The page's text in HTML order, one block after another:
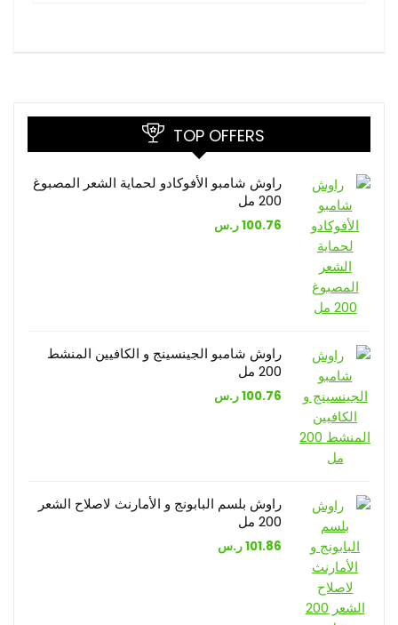
TOP OFFERS
راوش شامبو الأفوكادو لحماية الشعر المصبوغ
200 مل
100.76ر.س
راوش شامبو الجينسينج و الكافيين المنشط
200 مل
100.76ر.س
راوش بلسم البابونج و الأمارنث لاصلاح الشعر
200 مل
101.86ر.س